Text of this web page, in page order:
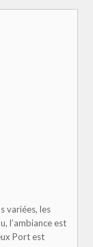
variées, les
l’ambiance est
Port est